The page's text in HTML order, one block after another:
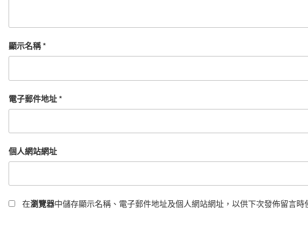
顯示名稱*
電子郵件地址*
個人網站網址
在瀏覽器中儲存顯示名稱、電子郵件地址及個人網站網址，以供下次發佈留言時